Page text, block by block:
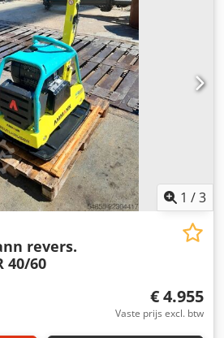
1.500 mm Machinebreedte:
Hatz Supra 1D50S Brandstof:
bij omwentelingen per minuut: 7
vibratiefrequentie: 70 Hz Maximale
Maximale hellingshoek: 36%
1 /3
revers.
40/60
€ 4.955
Vaste prijs excl. btw